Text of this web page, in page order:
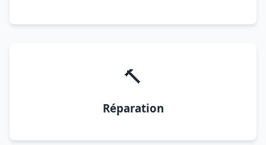
🔨
Réparation